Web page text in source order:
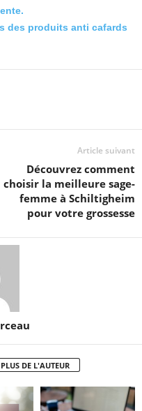
des produits anti cafards
Article suivant
Découvrez comment
choisir la meilleure sage-
femme à Schiltigheim
pour votre grossesse
PLUS DE L'AUTEUR